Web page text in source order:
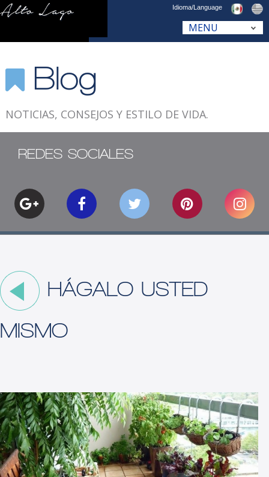
Idioma/Language
Blog
NOTICIAS, CONSEJOS Y ESTILO DE VIDA.
REDES SOCIALES
HÁGALO USTED
MISMO